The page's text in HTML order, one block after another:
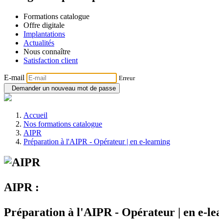
Formations catalogue
Offre digitale
Implantations
Actualités
Nous connaître
Satisfaction client
E-mail
Erreur
Demander un nouveau mot de passe
Accueil
Nos formations catalogue
AIPR
Préparation à l'AIPR - Opérateur | en e-learning
AIPR :
Préparation à l'AIPR - Opérateur | en e-